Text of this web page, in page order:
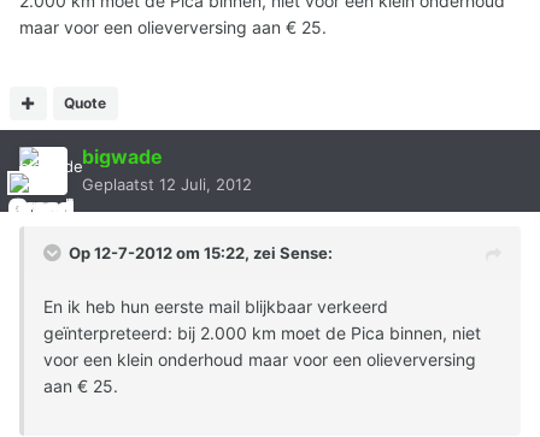
maar voor een olieverversing aan € 25.
Quote
bigwade
Geplaatst 12 Juli, 2012
Op 12-7-2012 om 15:22, zei Sense:
En ik heb hun eerste mail blijkbaar verkeerd
geïnterpreteerd: bij 2.000 km moet de Pica binnen, niet
voor een klein onderhoud maar voor een olieverversing
aan € 25.